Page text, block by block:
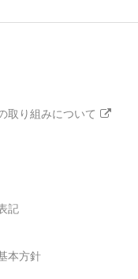
取り組みについて
記
本方針